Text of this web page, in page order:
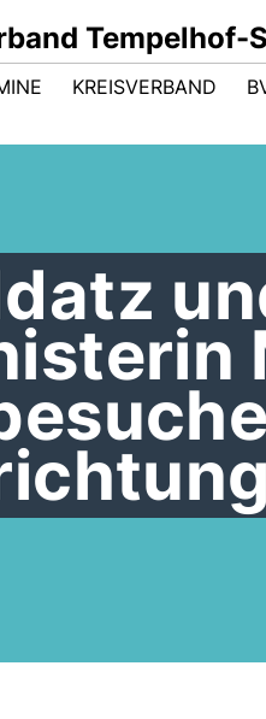
Tempelhof-
KREISVERBAND